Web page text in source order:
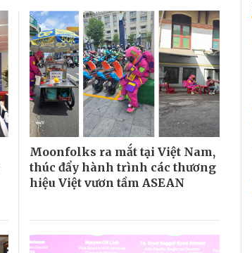
Moonfolks ra mắt tại Việt Nam,
thúc đẩy hành trình các thương
hiệu Việt vươn tầm ASEAN